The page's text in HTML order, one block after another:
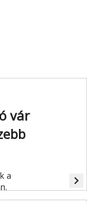
vár
a
navigate_next